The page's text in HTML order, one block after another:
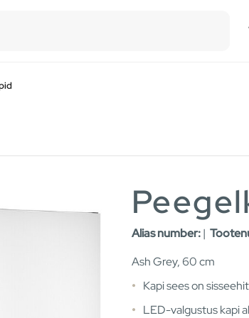
Alias number:|
Ash Grey, 60 cm
Kapi sees on
LED-valgustus kapi